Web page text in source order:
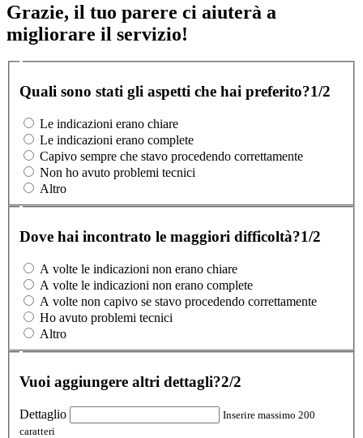
Grazie, il tuo parere ci aiuterà a
migliorare il servizio!
Quali sono stati gli aspetti che hai preferito?1/2
Le indicazioni erano chiare
Le indicazioni erano complete
Capivo sempre che stavo procedendo correttamente
Non ho avuto problemi tecnici
Altro
Dove hai incontrato le maggiori difficoltà?1/2
A volte le indicazioni non erano chiare
A volte le indicazioni non erano complete
A volte non capivo se stavo procedendo correttamente
Ho avuto problemi tecnici
Altro
Vuoi aggiungere altri dettagli?2/2
Dettaglio
Inserire massimo 200
caratteri